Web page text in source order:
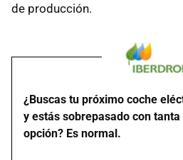
de producción.
¿Buscas tu próximo coche
y estás sobrepasado con tanta
opción? Es normal.